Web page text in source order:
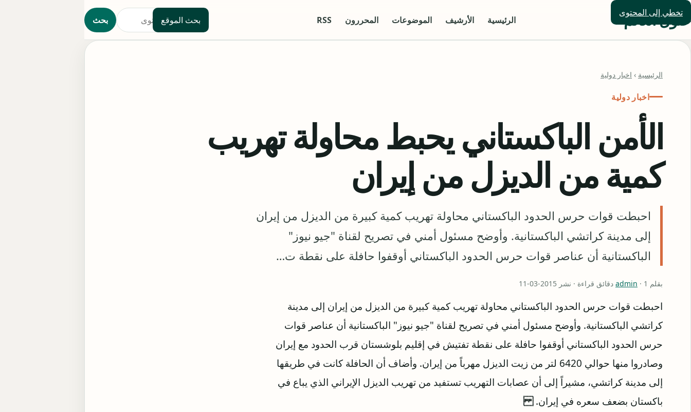
تخطي إلى المحتوى
حلول العالم الرئيسية الأرشيف الموضوعات المحررون RSS بحث الموقع بحث
الرئيسية › اخبار دولية
اخبار دولية
الأمن الباكستاني يحبط محاولة تهريب
كمية من الديزل من إيران
احبطت قوات حرس الحدود الباكستاني محاولة تهريب كمية كبيرة من الديزل من إيران
إلى مدينة كراتشي الباكستانية. وأوضح مسئول أمني في تصريح لقناة "جيو نيوز"
الباكستانية أن عناصر قوات حرس الحدود الباكستاني أوقفوا حافلة على نقطة ت…
بقلم admin · 1 دقائق قراءة · نشر 2015-03-11
احبطت قوات حرس الحدود الباكستاني محاولة تهريب كمية كبيرة من الديزل من إيران إلى مدينة
كراتشي الباكستانية. وأوضح مسئول أمني في تصريح لقناة "جيو نيوز" الباكستانية أن عناصر قوات
حرس الحدود الباكستاني أوقفوا حافلة على نقطة تفتيش في إقليم بلوشستان قرب الحدود مع إيران
وصادروا منها حوالي 6420 لتر من زيت الديزل مهرباً من إيران. وأضاف أن الحافلة كانت في طريقها
إلى مدينة كراتشي، مشيراً إلى أن عصابات التهريب تستفيد من تهريب الديزل الإيراني الذي يباع في
باكستان بضعف سعره في إيران.